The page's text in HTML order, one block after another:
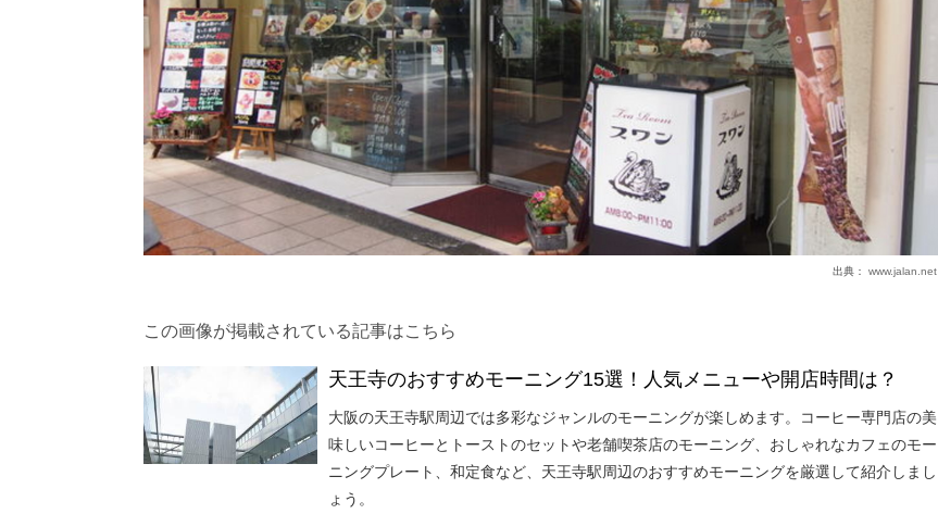
出典： www.jalan.net
この画像が掲載されている記事はこちら
天王寺のおすすめモーニング15選！人気メニューや開店時間は？
大阪の天王寺駅周辺では多彩なジャンルのモーニングが楽しめます。コーヒー専門店の美
味しいコーヒーとトーストのセットや老舗喫茶店のモーニング、おしゃれなカフェのモー
ニングプレート、和定食など、天王寺駅周辺のおすすめモーニングを厳選して紹介しまし
ょう。